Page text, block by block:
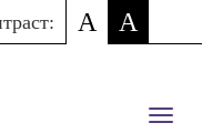
A A